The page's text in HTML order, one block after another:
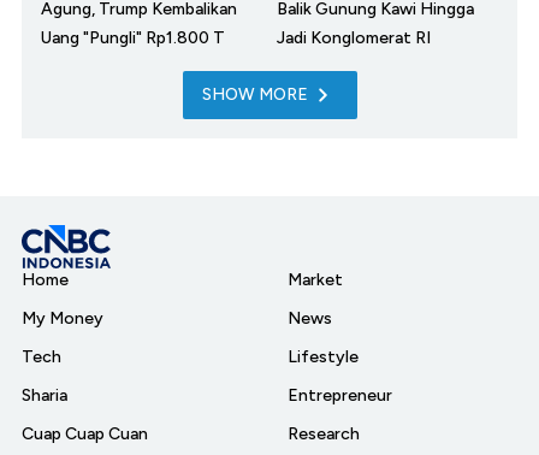
Agung, Trump Kembalikan
Uang "Pungli" Rp1.800 T
Balik Gunung Kawi Hingga
Jadi Konglomerat RI
SHOW MORE
Home
My Money
Tech
Sharia
Cuap Cuap Cuan
Market
News
Lifestyle
Entrepreneur
Research